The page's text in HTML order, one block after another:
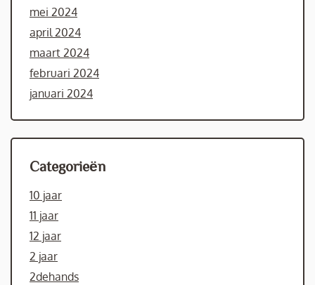
mei 2024
april 2024
maart 2024
februari 2024
januari 2024
Categorieën
10 jaar
11 jaar
12 jaar
2 jaar
2dehands